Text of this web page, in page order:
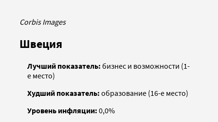
Corbis Images
Швеция
Лучший показатель: бизнес и возможности (1-
е место)
Худший показатель: образование (16-е место)
Уровень инфляции: 0,0%